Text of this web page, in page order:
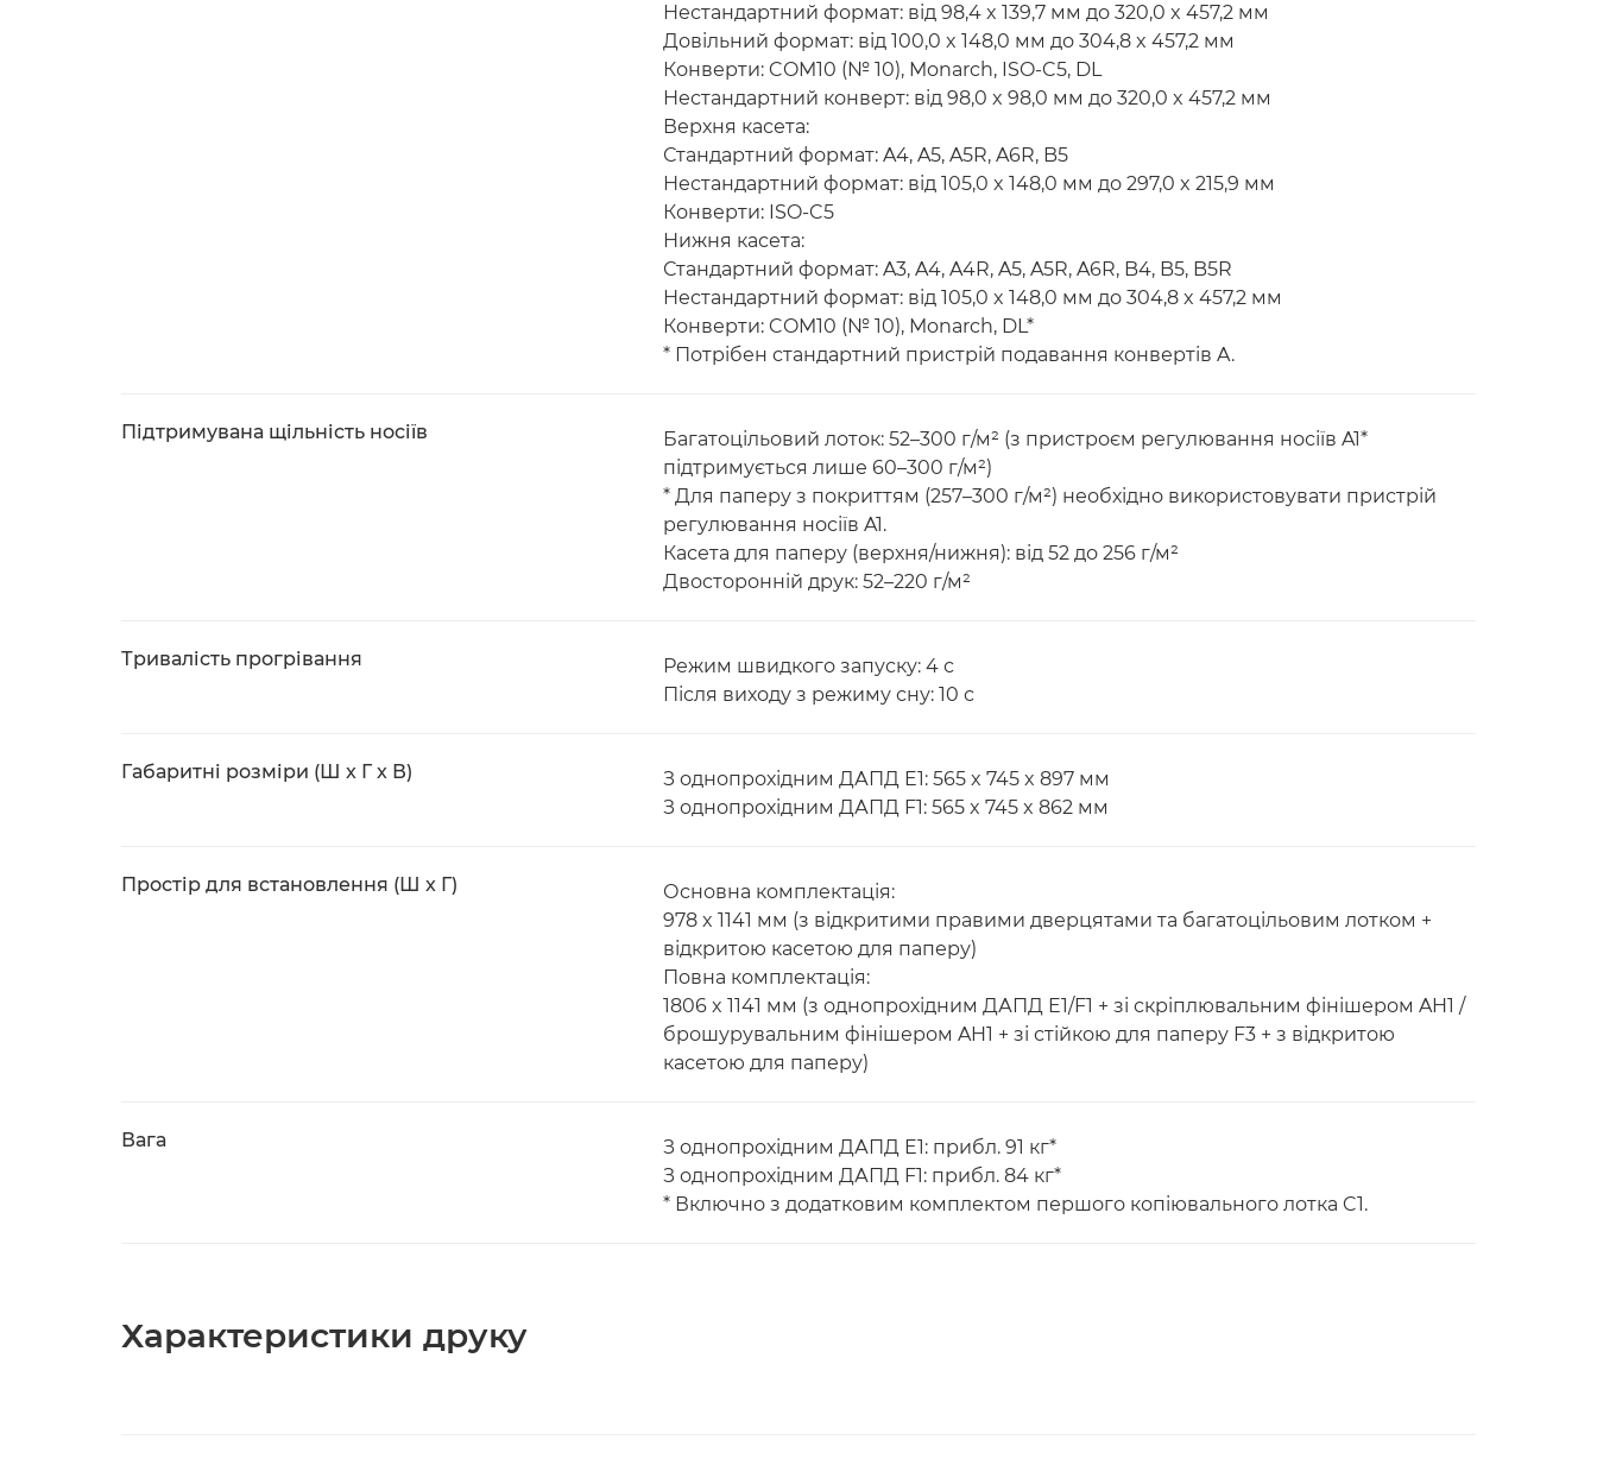
Нестандартний формат: від 98,4 x 139,7 мм до 320,0 x 457,2 мм
Довільний формат: від 100,0 x 148,0 мм до 304,8 x 457,2 мм
Конверти: COM10 (№ 10), Monarch, ISO-C5, DL
Нестандартний конверт: від 98,0 x 98,0 мм до 320,0 x 457,2 мм
Верхня касета:
Стандартний формат: A4, A5, A5R, A6R, B5
Нестандартний формат: від 105,0 x 148,0 мм до 297,0 x 215,9 мм
Конверти: ISO-C5
Нижня касета:
Стандартний формат: A3, A4, A4R, A5, A5R, A6R, B4, B5, B5R
Нестандартний формат: від 105,0 x 148,0 мм до 304,8 x 457,2 мм
Конверти: COM10 (№ 10), Monarch, DL*
* Потрібен стандартний пристрій подавання конвертів A.
Підтримувана щільність носіїв
Багатоцільовий лоток: 52–300 г/м² (з пристроєм регулювання носіїв A1*
підтримується лише 60–300 г/м²)
* Для паперу з покриттям (257–300 г/м²) необхідно використовувати пристрій
регулювання носіїв A1.
Касета для паперу (верхня/нижня): від 52 до 256 г/м²
Двосторонній друк: 52–220 г/м²
Тривалість прогрівання
Режим швидкого запуску: 4 с
Після виходу з режиму сну: 10 с
Габаритні розміри (Ш x Г x В)
З однопрохідним ДАПД E1: 565 x 745 x 897 мм
З однопрохідним ДАПД F1: 565 x 745 x 862 мм
Простір для встановлення (Ш x Г)
Основна комплектація:
978 x 1141 мм (з відкритими правими дверцятами та багатоцільовим лотком +
відкритою касетою для паперу)
Повна комплектація:
1806 x 1141 мм (з однопрохідним ДАПД E1/F1 + зі скріплювальним фінішером AH1 /
брошурувальним фінішером AH1 + зі стійкою для паперу F3 + з відкритою
касетою для паперу)
Вага
З однопрохідним ДАПД E1: прибл. 91 кг*
З однопрохідним ДАПД F1: прибл. 84 кг*
* Включно з додатковим комплектом першого копіювального лотка C1.
Характеристики друку